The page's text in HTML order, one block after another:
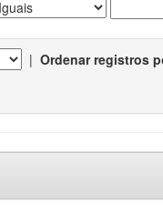
| Ordenar registros